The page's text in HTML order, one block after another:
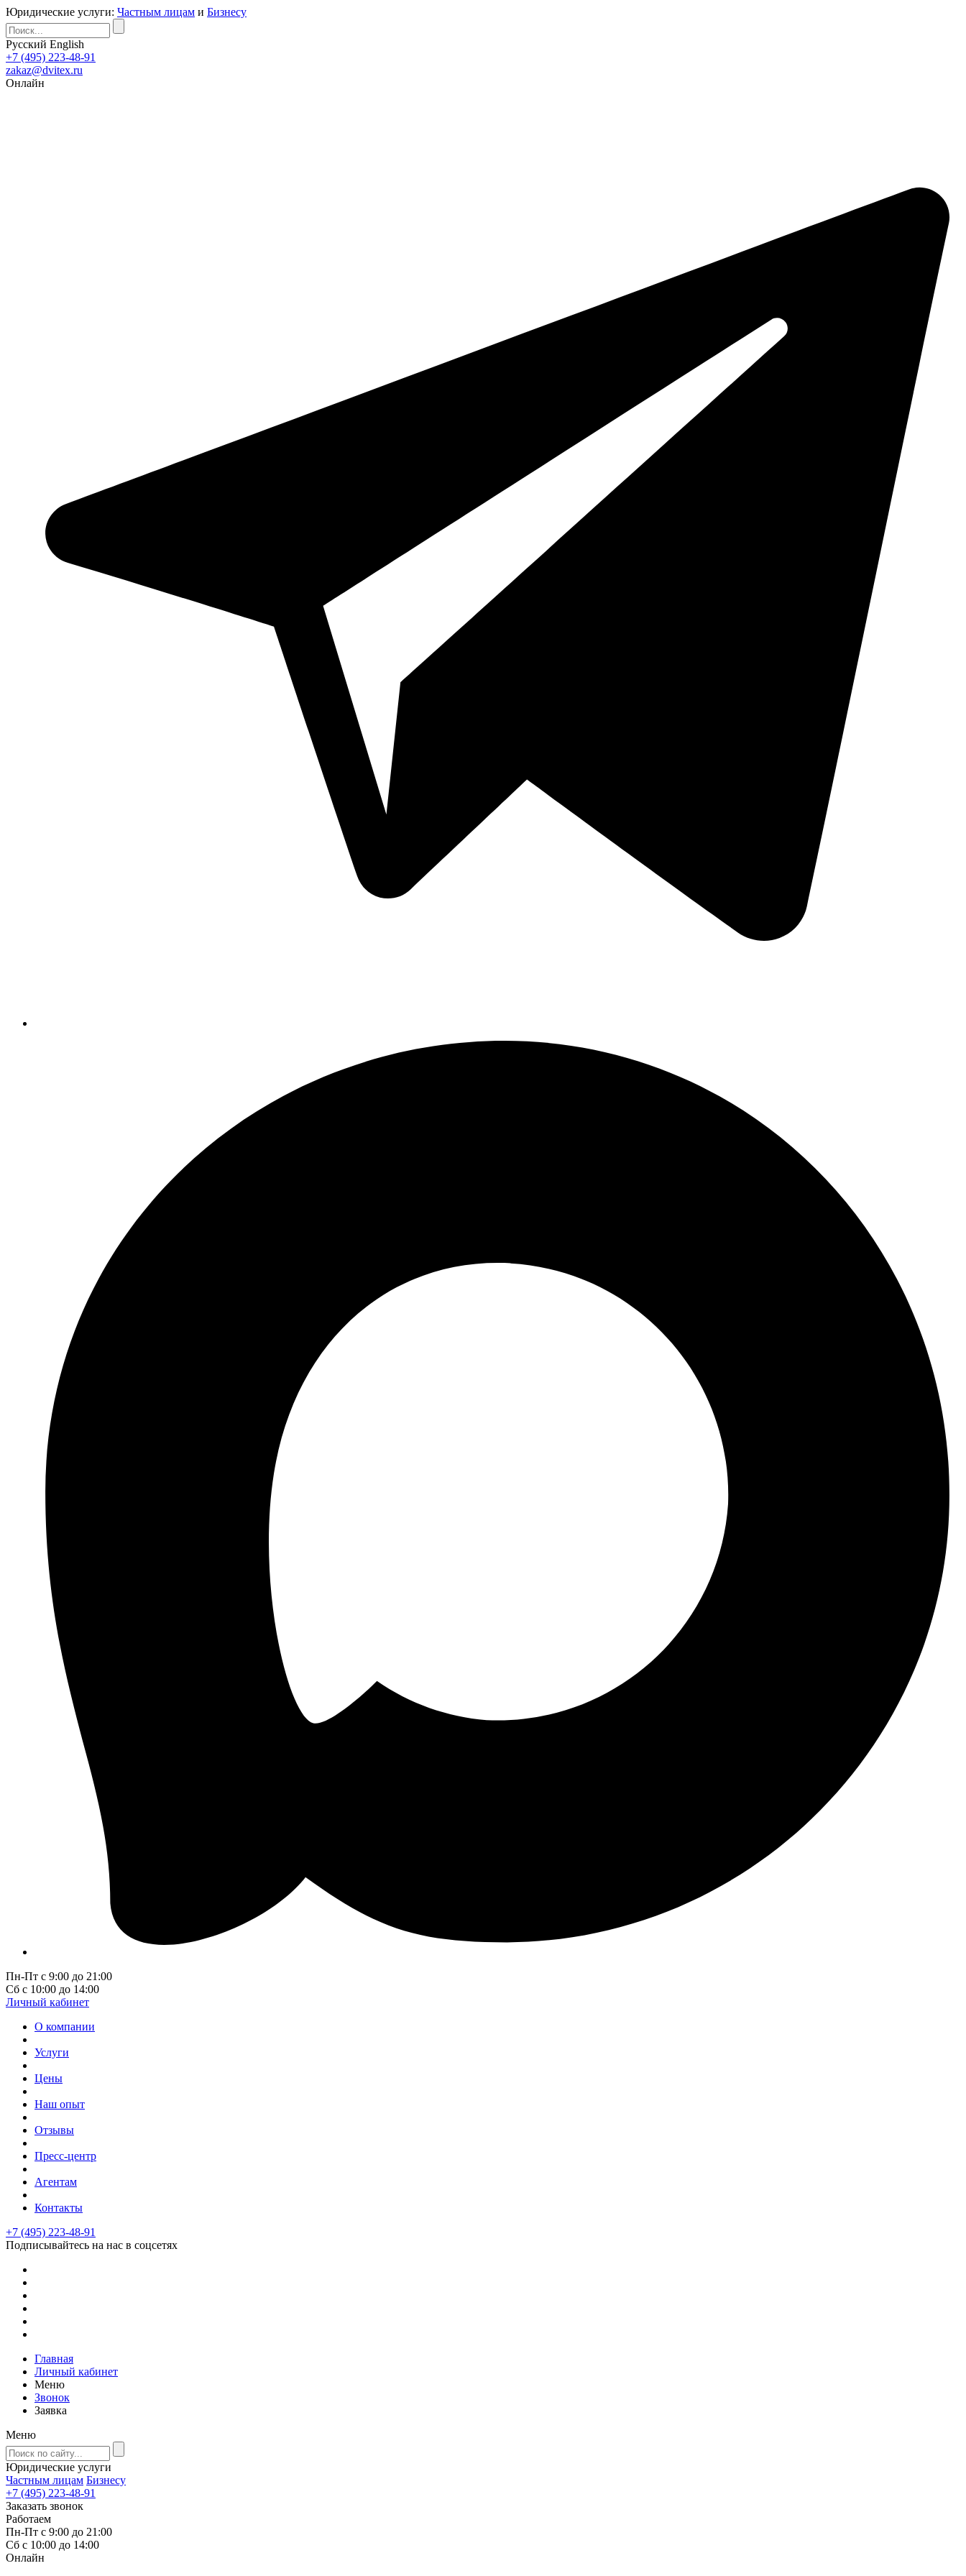
Юридические услуги: Частным лицам и Бизнесу
Русский English
+7 (495) 223-48-91
zakaz@dvitex.ru
Онлайн
Пн-Пт с 9:00 до 21:00
Сб с 10:00 до 14:00
Личный кабинет
О компании
Услуги
Цены
Наш опыт
Отзывы
Пресс-центр
Агентам
Контакты
+7 (495) 223-48-91
Подписывайтесь на нас в соцсетях
Главная
Личный кабинет
Меню
Звонок
Заявка
Меню
Юридические услуги
Частным лицам Бизнесу
+7 (495) 223-48-91
Заказать звонок
Работаем
Пн-Пт с 9:00 до 21:00
Сб с 10:00 до 14:00
Онлайн